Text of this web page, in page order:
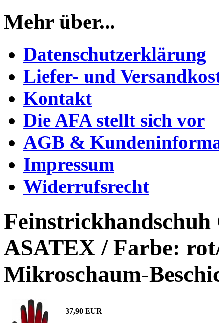
Mehr über...
Datenschutzerklärung
Liefer- und
Kontakt
Die AFA stellt sich vor
AGB &
Impressum
Widerrufsrecht
ASATEX / Farbe:
Mikroschaum-
37,90 EUR